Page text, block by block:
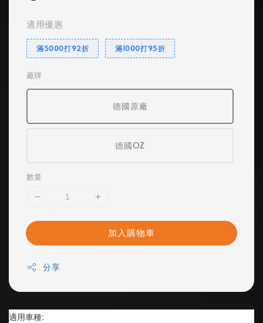
適用優惠
滿5000打92折 滿1000打95折
廠牌
德國原廠
德國OZ
數量
加入購物車
分享
適用車種: